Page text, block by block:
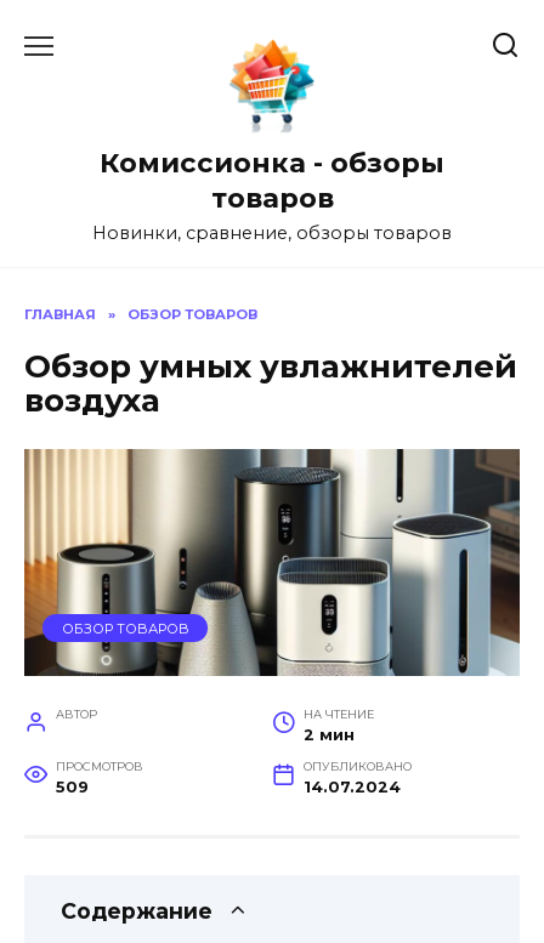
Комиссионка - обзоры
товаров
Новинки, сравнение, обзоры товаров
ГЛАВНАЯ » ОБЗОР ТОВАРОВ
Обзор умных увлажнителей
воздуха
ОБЗОР ТОВАРОВ
АВТОР НА ЧТЕНИЕ
2 мин
ПРОСМОТРОВ
509
ОПУБЛИКОВАНО
14.07.2024
Содержание